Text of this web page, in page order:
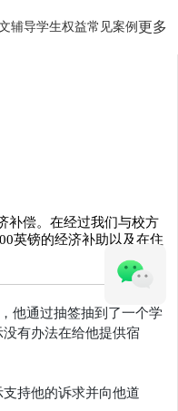
辅导学生权益常见案例 更多
补偿。在经过我们与校方
英镑的经济补助以及在住
他通过抽签抽到了一个学
有办法在给他提供宿
持他的诉求并向他道